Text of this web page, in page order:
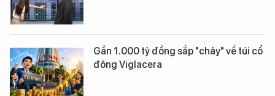
Gần 1.000 tỷ đồng sắp "chảy" về túi cổ
đông Viglacera